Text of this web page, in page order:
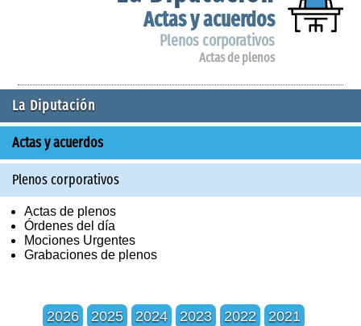
Actas y acuerdos
Plenos corporativos
Actas de plenos
La Diputación
Actas y acuerdos
Plenos corporativos
Actas de plenos
Órdenes del día
Mociones Urgentes
Grabaciones de plenos
2026 2025 2024 2023 2022
2021